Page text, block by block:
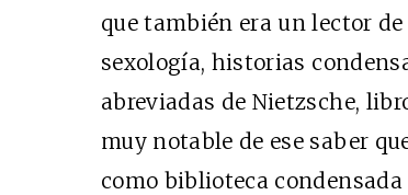
que también era un lector
sexología, historias
abreviadas de Nietzsche,
muy notable de ese saber
como biblioteca